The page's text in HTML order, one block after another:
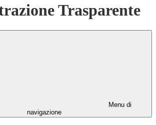
Trasparente
Menu di
navigazione